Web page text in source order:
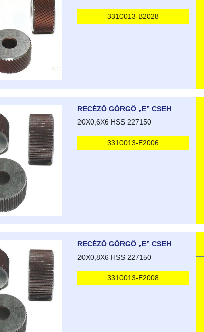
3310013-B2028
RECÉZŐ GÖRGŐ „E” CSEH
20X0,6X6 HSS 227150
3310013-E2006
RECÉZŐ GÖRGŐ „E” CSEH
20X0,8X6 HSS 227150
3310013-E2008